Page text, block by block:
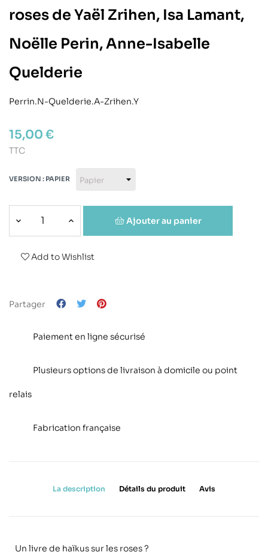
roses de Yaël Zrihen, Isa Lamant,
Noëlle Perin, Anne-Isabelle
Quelderie
Perrin.N-Quelderie.A-Zrihen.Y
15,00 €
TTC
VERSION : PAPIER
Ajouter au panier
Add to Wishlist
Partager
Paiement en ligne sécurisé
Plusieurs options de livraison à domicile ou point
relais
Fabrication française
La description Détails du produit Avis
Un livre de haïkus sur les roses ?